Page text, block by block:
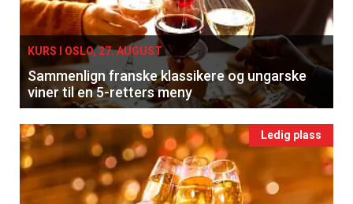
KURS I OSLO, 27. AUGUST
Sammenlign franske klassikere og ungarske
viner til en 5-retters meny
Ledig plass